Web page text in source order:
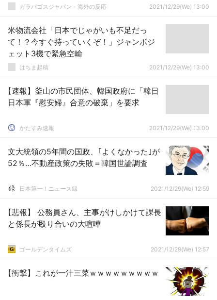
ガラパゴスジャパン - 海外の反応 2021/12/29(We) 13:00
米物流会社「日本でじゃがいも不足だっ
て！？今すぐ持っていくぞ！」ジャンボジ
ェット3機で緊急空輸
はちま起稿 2021/12/29(We) 13:00
【速報】釜山の市民団体、韓国政府に「韓日
日本軍『慰安婦』合意の破棄」を要求
かたすみ速報 2021/12/29(We) 13:00
文大統領の5年間の国政、｢よくなかった｣が
52％…不動産政策の失敗＝韓国世論調査
日本第一！ニュース録 2021/12/29(We) 12:59
【悲報】 公務員さん、主事がけしかけて課長
と係長が殴り合いの大喧嘩
ゴールデンタイムズ 2021/12/29(We) 12:57
【衝撃】これが一汁三菜ｗｗｗｗｗｗｗｗｗ